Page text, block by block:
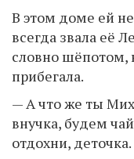
В этом доме ей
всегда звала её
словно шёпотом,
прибегала.
— А что же ты
внучка, будем
отдохни, деточка.